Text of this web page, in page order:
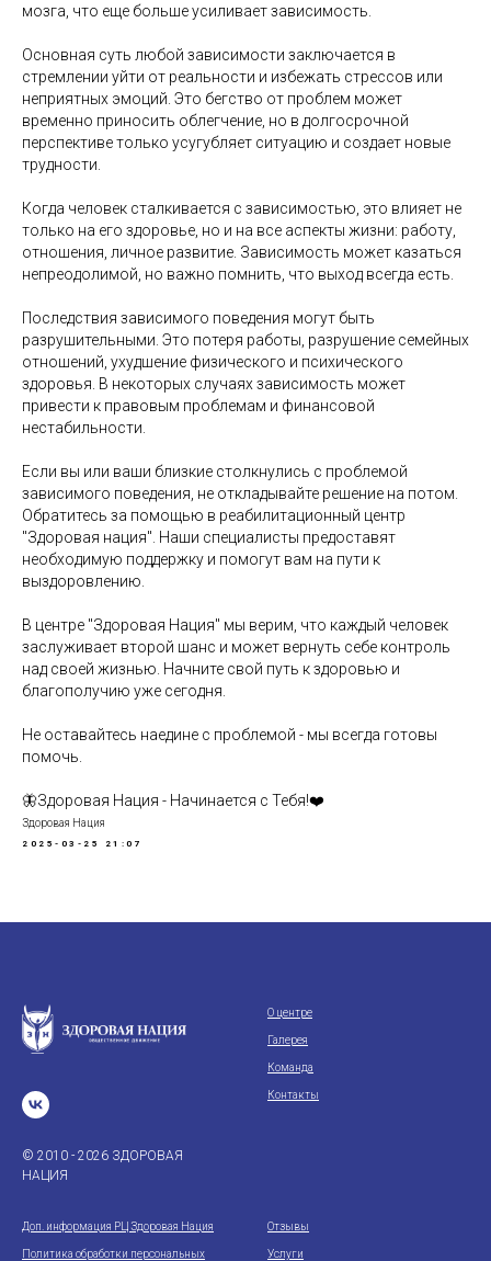
мозга, что еще больше усиливает зависимость.
Основная суть любой зависимости заключается в
стремлении уйти от реальности и избежать стрессов или
неприятных эмоций. Это бегство от проблем может
временно приносить облегчение, но в долгосрочной
перспективе только усугубляет ситуацию и создает новые
трудности.
Когда человек сталкивается с зависимостью, это влияет не
только на его здоровье, но и на все аспекты жизни: работу,
отношения, личное развитие. Зависимость может казаться
непреодолимой, но важно помнить, что выход всегда есть.
Последствия зависимого поведения могут быть
разрушительными. Это потеря работы, разрушение семейных
отношений, ухудшение физического и психического
здоровья. В некоторых случаях зависимость может
привести к правовым проблемам и финансовой
нестабильности.
Если вы или ваши близкие столкнулись с проблемой
зависимого поведения, не откладывайте решение на потом.
Обратитесь за помощью в реабилитационный центр
"Здоровая нация". Наши специалисты предоставят
необходимую поддержку и помогут вам на пути к
выздоровлению.
В центре "Здоровая Нация" мы верим, что каждый человек
заслуживает второй шанс и может вернуть себе контроль
над своей жизнью. Начните свой путь к здоровью и
благополучию уже сегодня.
Не оставайтесь наедине с проблемой - мы всегда готовы
помочь.
🦋Здоровая Нация - Начинается с Тебя!❤️
Здоровая Нация
2025-03-25 21:07
© 2010 - 2026 ЗДОРОВАЯ
НАЦИЯ
О центре
Галерея
Команда
Контакты
Доп. информация РЦ Здоровая Нация
Политика обработки персональных
Отзывы
Услуги